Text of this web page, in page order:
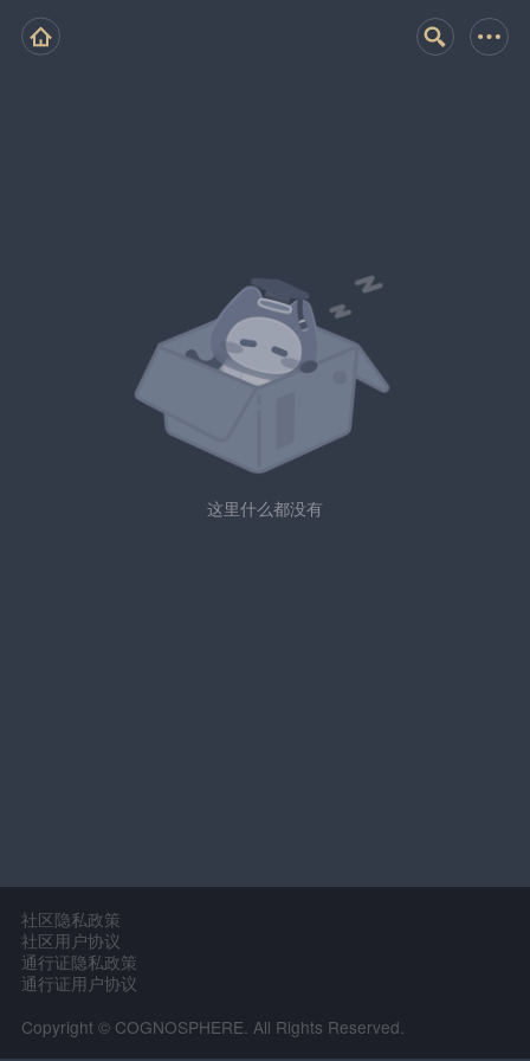
这里什么都没有
社区隐私政策
社区用户协议
通行证隐私政策
通行证用户协议
Copyright © COGNOSPHERE. All Rights Reserved.